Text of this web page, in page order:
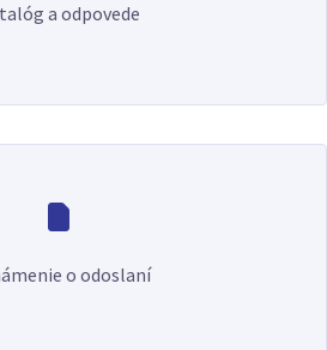
a odpovede
o odoslaní